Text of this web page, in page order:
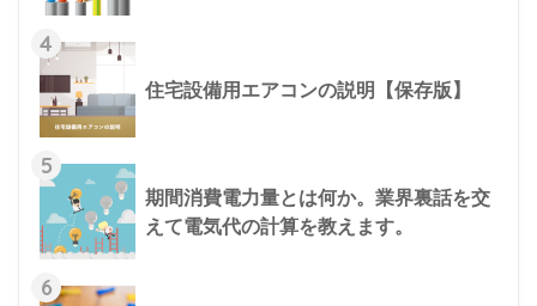
4
住宅設備用エアコンの説明【保存版】
5
期間消費電力量とは何か。業界裏話を交
えて電気代の計算を教えます。
6